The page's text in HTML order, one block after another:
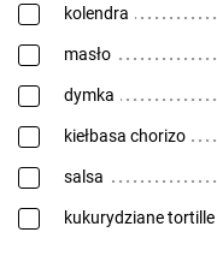
kolendra
masło
dymka
kiełbasa chorizo
salsa
kukurydziane tortille